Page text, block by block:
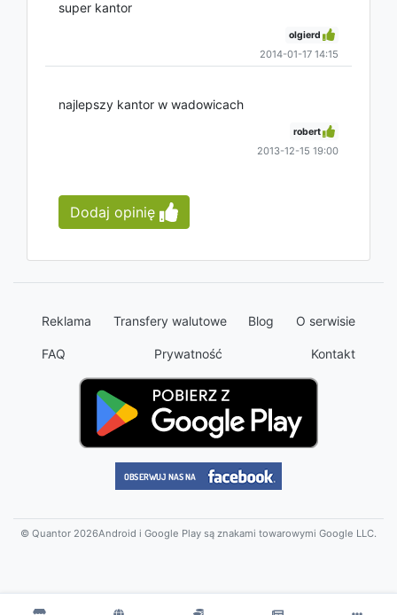
super kantor
olgierd
2014-01-17 14:15
najlepszy kantor w wadowicach
robert
2013-12-15 19:00
Dodaj opinię
Reklama Transfery walutowe Blog O serwisie
FAQ Prywatność Kontakt
© Quantor 2026Android i Google Play są znakami towarowymi Google LLC.